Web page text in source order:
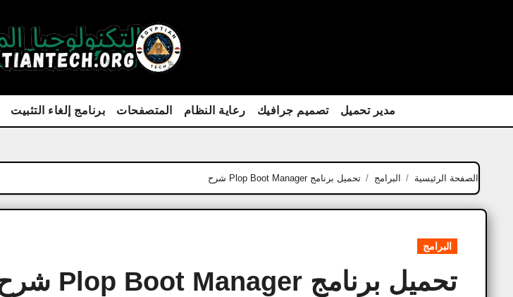
مدير تحميل تصميم جرافيك رعاية النظام المتصفحات برنامج إلغاء التثبيت
الصفحة الرئيسية البرامج تحميل برنامج Plop Boot Manager شرح
البرامج
تحميل برنامج Plop Boot Manager شرح